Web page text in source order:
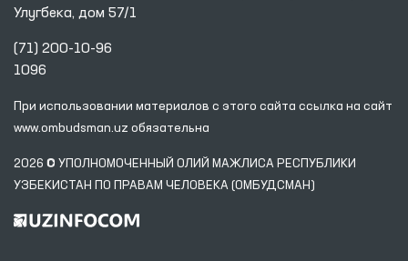
Улугбека, дом 57/1
(71) 200-10-96
1096
При использовании материалов с этого сайта ссылка на сайт
www.ombudsman.uz обязательна
2026 © УПОЛНОМОЧЕННЫЙ ОЛИЙ МАЖЛИСА РЕСПУБЛИКИ
УЗБЕКИСТАН ПО ПРАВАМ ЧЕЛОВЕКА (ОМБУДСМАН)